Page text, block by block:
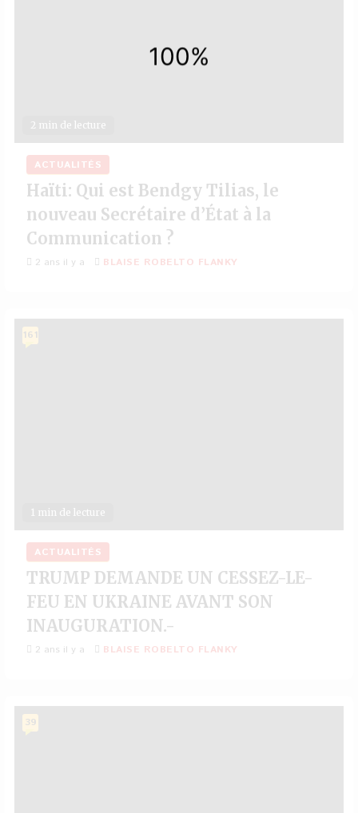
2 min de lecture
ACTUALITÉS
Haïti: Qui est Bendgy Tilias, le
nouveau Secrétaire d’État à la
Communication ?
2 ans il y a BLAISE ROBELTO FLANKY
1 min de lecture
161
ACTUALITÉS
TRUMP DEMANDE UN CESSEZ-LE-
FEU EN UKRAINE AVANT SON
INAUGURATION.-
2 ans il y a BLAISE ROBELTO FLANKY
39